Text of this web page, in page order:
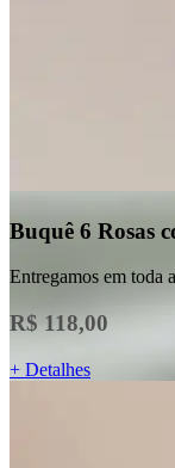
Buquê 6 Rosas
Entregamos em toda
R$ 118,00
+ Detalhes